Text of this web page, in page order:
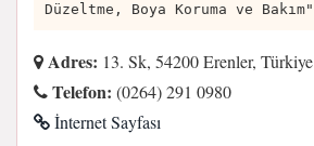
Düzeltme, Boya Koruma ve Bakım"
Adres: 13. Sk, 54200 Erenler, Türkiye
Telefon: (0264) 291 0980
İnternet Sayfası